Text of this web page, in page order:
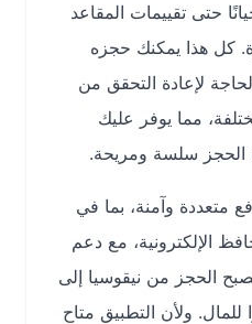
تقييمات المقاعد
يمكنك حجزه
التحقق من
مما يوفر عليك
سلسة ومريحة.
وآمنة، بما في
مع دعم
من نيقوسيا إلى
ولأن التطبيق متاح